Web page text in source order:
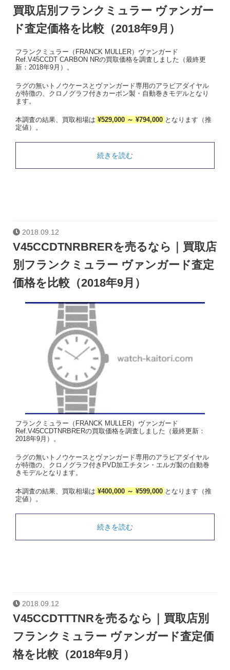
買取店別フランクミュラー ヴァンガー
ド査定価格を比較（2018年9月）
フランクミュラー（FRANCK MULLER）ヴァンガード
Ref.V45CCDT CARBON NRの買取価格を調査しました（最終更
新：2018年9月）。
ラグの無いトノウケースとヴァンガード専用のアラビアダイヤル
が特徴の、クロノグラフ付きカーボン製・自動巻きモデルとなり
ます。
本調査の結果、買取相場は ¥529,000 ～ ¥794,000 となります（推
定値）。
続きを読む
2018.09.12
V45CCDTNRBRERを売るなら｜買取店
別フランクミュラー ヴァンガード査定
価格を比較（2018年9月）
フランクミュラー（FRANCK MULLER）ヴァンガード
Ref.V45CCDTNRBRERの買取価格を調査しました（最終更新：
2018年9月）。
ラグの無いトノウケースとヴァンガード専用のアラビアダイヤル
が特徴の、クロノグラフ付きPVD加工チタン・エルガ製の自動巻
きモデルとなります。
本調査の結果、買取相場は ¥400,000 ～ ¥599,000 となります（推
定値）。
続きを読む
2018.09.12
V45CCDTTTNRを売るなら｜買取店別
フランクミュラー ヴァンガード査定価
格を比較（2018年9月）